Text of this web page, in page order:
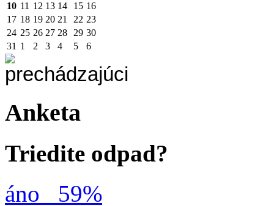
10 11 12 13 14 15 16
17 18 19 20 21 22 23
24 25 26 27 28 29 30
31 1 2 3 4 5 6
Anketa
Triedite odpad?
áno
59%